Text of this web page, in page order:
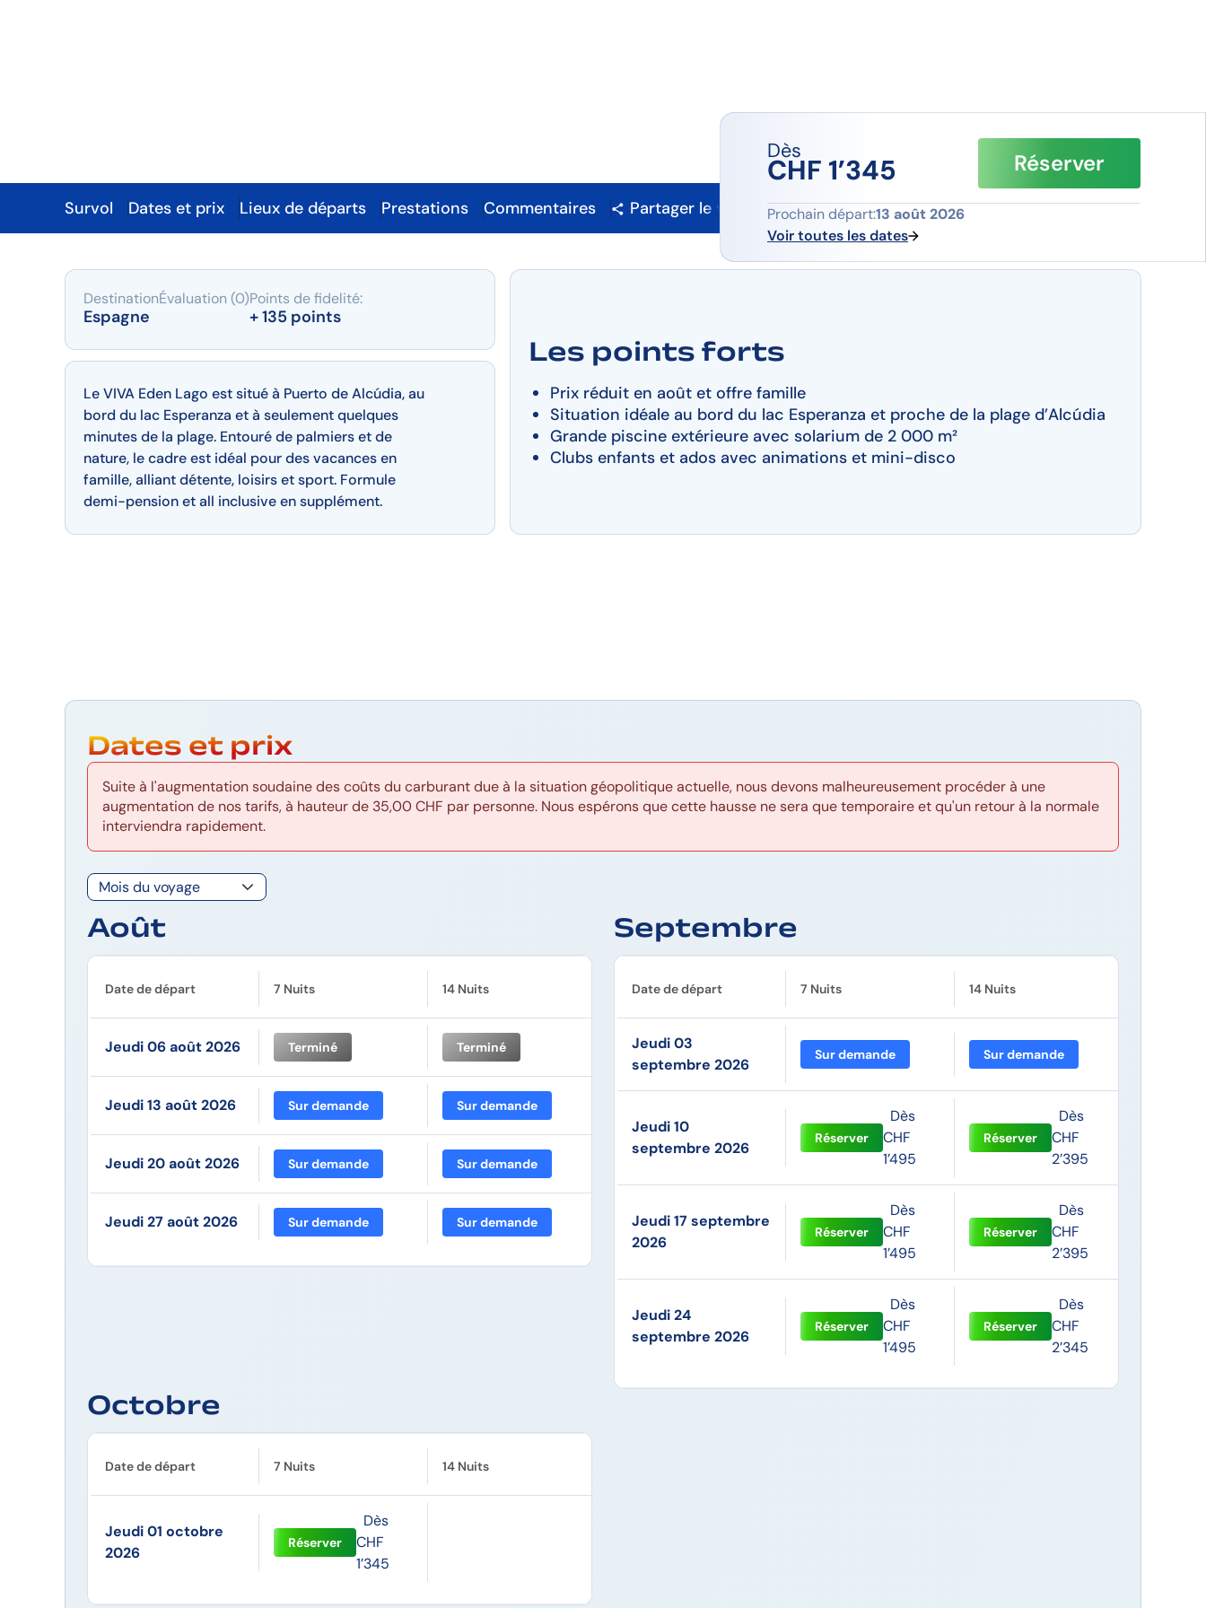
Survol Dates et prix Lieux de départs Prestations Commentaires Partager le voyage
Dès
CHF 1’345 Réserver
Prochain départ:13 août 2026
Voir toutes les dates
Survol
Destination
Espagne
Évaluation (0)Points de fidelité:
+ 135 points
Le VIVA Eden Lago est situé à Puerto de Alcúdia, au
bord du lac Esperanza et à seulement quelques
minutes de la plage. Entouré de palmiers et de
nature, le cadre est idéal pour des vacances en
famille, alliant détente, loisirs et sport. Formule
demi-pension et all inclusive en supplément.
Les points forts
Prix réduit en août et offre famille
Situation idéale au bord du lac Esperanza et proche de la plage d’Alcúdia
Grande piscine extérieure avec solarium de 2 000 m²
Clubs enfants et ados avec animations et mini-disco
Dates et prix
Suite à l'augmentation soudaine des coûts du carburant due à la situation géopolitique actuelle, nous devons malheureusement procéder à une
augmentation de nos tarifs, à hauteur de 35,00 CHF par personne. Nous espérons que cette hausse ne sera que temporaire et qu'un retour à la normale
interviendra rapidement.
Août
Date de départ 7 Nuits 14 Nuits
Jeudi 06 août 2026 Terminé Terminé
Jeudi 13 août 2026 Sur demande Sur demande
Jeudi 20 août 2026 Sur demande Sur demande
Jeudi 27 août 2026 Sur demande Sur demande
Septembre
Date de départ 7 Nuits 14 Nuits
Jeudi 03
septembre 2026
Sur demande Sur demande
Jeudi 10
septembre 2026
Réserver
Dès
CHF
1’495
Réserver
Dès
CHF
2’395
Jeudi 17 septembre
2026
Réserver
Dès
CHF
1’495
Réserver
Dès
CHF
2’395
Jeudi 24
septembre 2026
Réserver
Dès
CHF
1’495
Réserver
Dès
CHF
2’345
Octobre
Date de départ 7 Nuits 14 Nuits
Jeudi 01 octobre
2026
Réserver
Dès
CHF
1’345